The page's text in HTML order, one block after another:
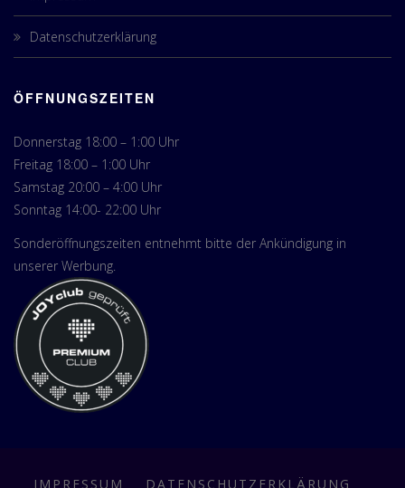
Datenschutzerklärung
ÖFFNUNGSZEITEN
Donnerstag 18:00 – 1:00 Uhr
Freitag 18:00 – 1:00 Uhr
Samstag 20:00 – 4:00 Uhr
Sonntag 14:00- 22:00 Uhr
Sonderöffnungszeiten entnehmt bitte der Ankündigung in
unserer Werbung.
IMPRESSUM DATENSCHUTZERKLÄRUNG